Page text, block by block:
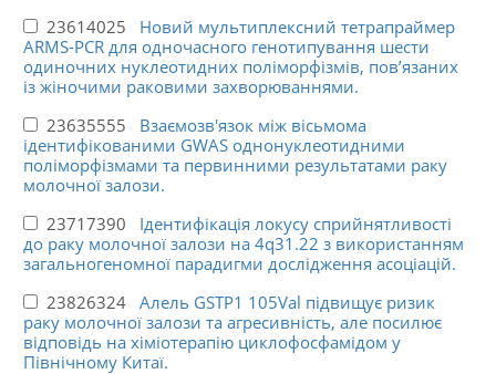
23614025 Новий мультиплексний тетрапраймер
ARMS-PCR для одночасного генотипування шести
одиночних нуклеотидних поліморфізмів, пов’язаних
із жіночими раковими захворюваннями.
23635555 Взаємозв'язок між вісьмома
ідентифікованими GWAS однонуклеотидними
поліморфізмами та первинними результатами раку
молочної залози.
23717390 Ідентифікація локусу сприйнятливості
до раку молочної залози на 4q31.22 з використанням
загальногеномної парадигми дослідження асоціацій.
23826324 Алель GSTP1 105Val підвищує ризик
раку молочної залози та агресивність, але посилює
відповідь на хіміотерапію циклофосфамідом у
Північному Китаї.